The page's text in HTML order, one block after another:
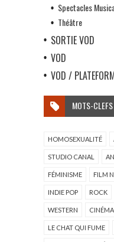
Spectacles
Théâtre
SORTIE VOD
VOD
VOD /
MOTS-CLEFS
HOMOSEXUALITÉ
STUDIO CANAL
FÉMINISME FILM
INDIE POP ROCK
WESTERN
LE CHAT QUI FUME